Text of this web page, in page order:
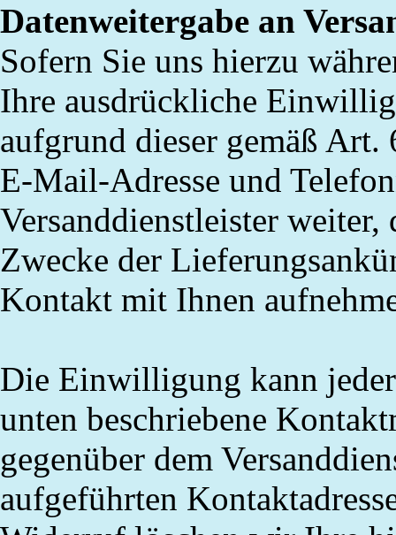
Datenweitergabe an
Sofern Sie uns hierzu
Ihre ausdrückliche
aufgrund dieser gemäß
E-Mail-Adresse und
Versanddienstleister
Zwecke der
Kontakt mit Ihnen
Die Einwilligung kann
unten beschriebene
gegenüber dem
aufgeführten